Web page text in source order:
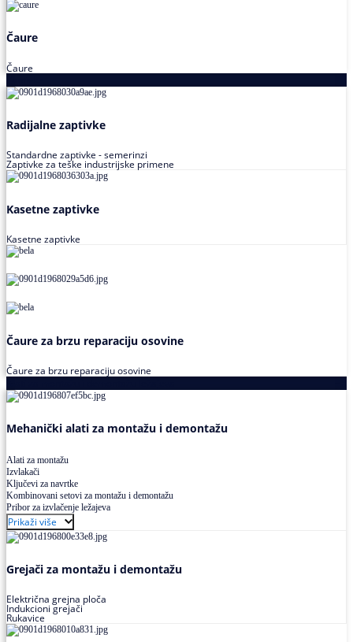
Čaure
Čaure
Radijalne zaptivke
Standardne zaptivke - semerinzi
Zaptivke za teške industrijske primene
Kasetne zaptivke
Kasetne zaptivke
Čaure za brzu reparaciju osovine
Čaure za brzu reparaciju osovine
Mehanički alati za montažu i demontažu
Alati za montažu
Izvlakači
Ključevi za navrtke
Kombinovani setovi za montažu i demontažu
Pribor za izvlačenje ležajeva
Prikaži više
Grejači za montažu i demontažu
Električna grejna ploča
Indukcioni grejači
Rukavice